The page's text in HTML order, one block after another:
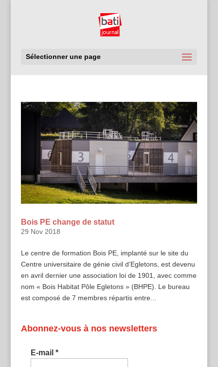
Sélectionner une page
Bois PE change de statut
29 Nov 2018
Le centre de formation Bois PE, implanté sur le site du
Centre universitaire de génie civil d’Egletons, est devenu
en avril dernier une association loi de 1901, avec comme
nom « Bois Habitat Pôle Egletons » (BHPE). Le bureau
est composé de 7 membres répartis entre...
Abonnez-vous à nos newsletters
E-mail *